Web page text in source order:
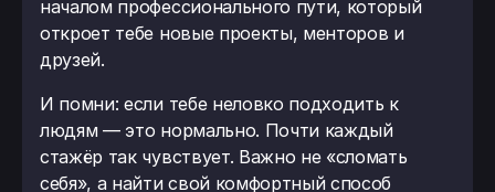
началом профессионального пути, который
откроет тебе новые проекты, менторов и
друзей.
И помни: если тебе неловко подходить к
людям — это нормально. Почти каждый
стажёр так чувствует. Важно не «сломать
себя», а найти свой комфортный способ